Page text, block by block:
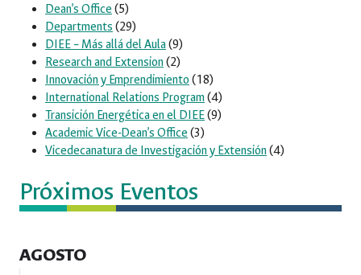
Dean’s Office (5)
Departments (29)
DIEE – Más allá del Aula(9)
Research and Extension(2)
Innovación y Emprendimiento (18)
International Relations Program(4)
Transición Energética en el DIEE(9)
Academic Vice-Dean’s Office (3)
Vicedecanatura de Investigación y Extensión(4)
Próximos Eventos
AGOSTO